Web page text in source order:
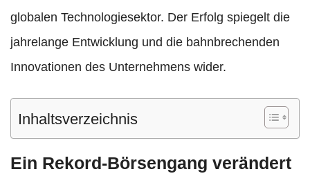
globalen Technologiesektor. Der Erfolg spiegelt die
jahrelange Entwicklung und die bahnbrechenden
Innovationen des Unternehmens wider.
Inhaltsverzeichnis
Ein Rekord-Börsengang verändert